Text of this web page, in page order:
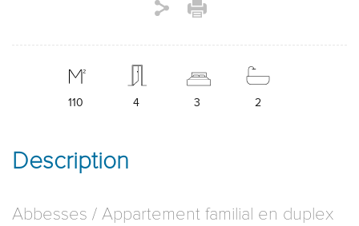
110 4 3 2
Description
Abbesses / Appartement familial en duplex